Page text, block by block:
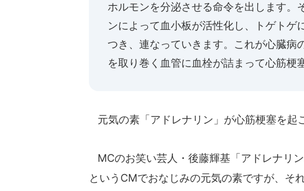
ホルモンを分泌させる命令を出します。
ンによって血小板が活性化し、トゲトゲ
つき、連なっていきます。これが心臓病
を取り巻く血管に血栓が詰まって心筋梗
元気の素「アドレナリン」が心筋梗塞を起
MCのお笑い芸人・後藤輝基「アドレナリ
というCMでおなじみの元気の素ですが、そ